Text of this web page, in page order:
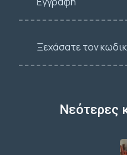
Ξεχάσατε τον
Νεότερες